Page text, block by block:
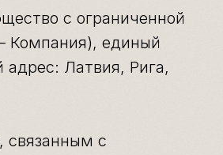
с ограниченной
Компания), единый
Латвия, Рига,
связанным с